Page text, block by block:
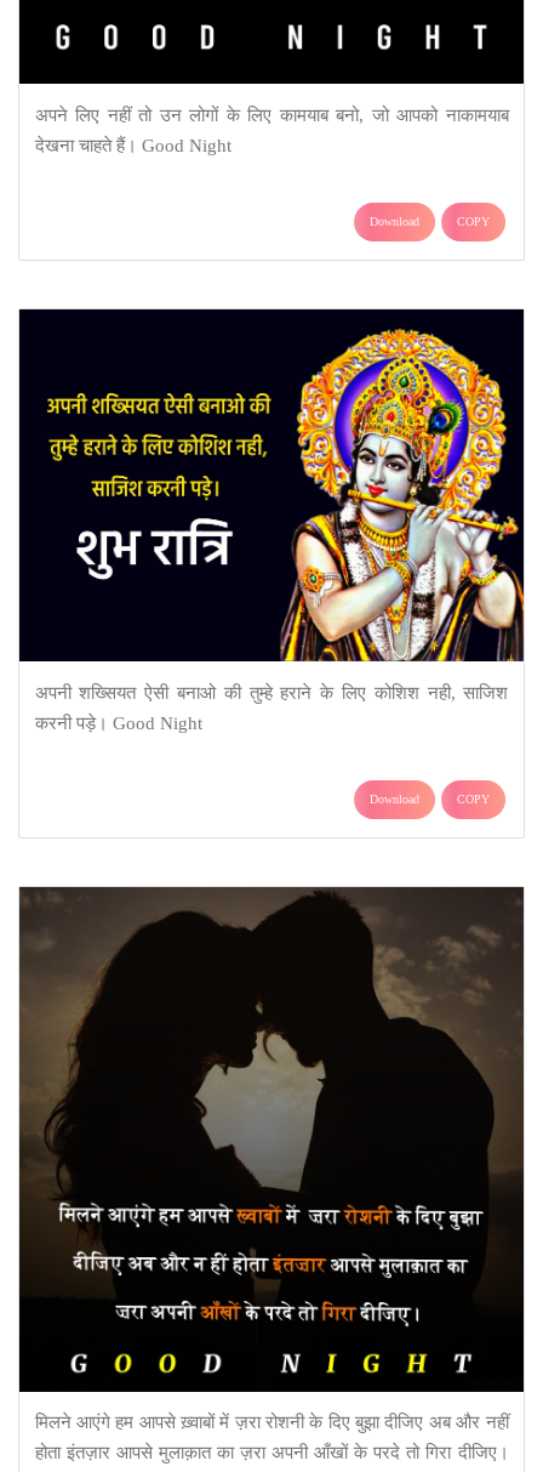
अपने लिए नहीं तो उन लोगों के लिए कामयाब बनो, जो आपको नाकामयाब
देखना चाहते हैं। Good Night
Download COPY
अपनी शख्सियत ऐसी बनाओ की तुम्हे हराने के लिए कोशिश नही, साजिश
करनी पड़े। Good Night
Download COPY
मिलने आएंगे हम आपसे ख़्वाबों में ज़रा रोशनी के दिए बुझा दीजिए अब और नहीं
होता इंतज़ार आपसे मुलाक़ात का ज़रा अपनी आँखों के परदे तो गिरा दीजिए।